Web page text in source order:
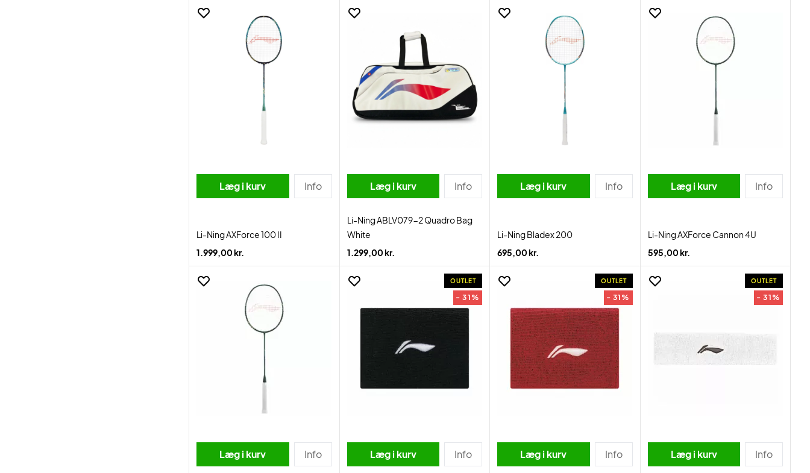
Læg i kurv Info
Li-Ning AXForce 100 II
1.999,00 kr.
Læg i kurv Info
Li-Ning ABLV079-2 Quadro Bag
White
1.299,00 kr.
Læg i kurv Info
Li-Ning Bladex 200
695,00 kr.
Læg i kurv Info
Li-Ning AXForce Cannon 4U
595,00 kr.
Læg i kurv Info
OUTLET
- 31%
Læg i kurv Info
OUTLET
- 31%
Læg i kurv Info
OUTLET
- 31%
Læg i kurv Info